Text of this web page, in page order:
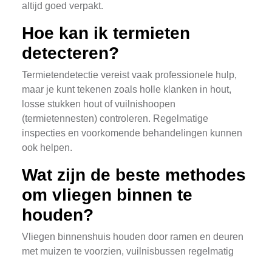
altijd goed verpakt.
Hoe kan ik termieten
detecteren?
Termietendetectie vereist vaak professionele hulp,
maar je kunt tekenen zoals holle klanken in hout,
losse stukken hout of vuilnishoopen
(termietennesten) controleren. Regelmatige
inspecties en voorkomende behandelingen kunnen
ook helpen.
Wat zijn de beste methodes
om vliegen binnen te
houden?
Vliegen binnenshuis houden door ramen en deuren
met muizen te voorzien, vuilnisbussen regelmatig